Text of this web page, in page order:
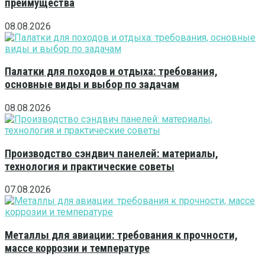
преимущества
08.08.2026
Палатки для походов и отдыха: требования,
основные виды и выбор по задачам
08.08.2026
Производство сэндвич панелей: материалы,
технология и практические советы
07.08.2026
Металлы для авиации: требования к прочности,
массе коррозии и температуре